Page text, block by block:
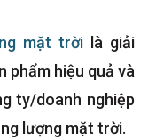
mặt trời là giải
phẩm hiệu quả và
ty/doanh nghiệp
lượng mặt trời.